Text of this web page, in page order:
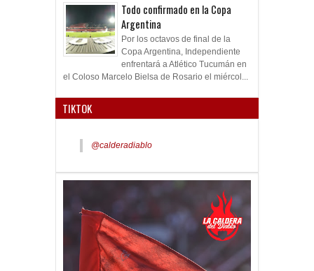
Todo confirmado en la Copa
Argentina
Por los octavos de final de la
Copa Argentina, Independiente
enfrentará a Atlético Tucumán en
el Coloso Marcelo Bielsa de Rosario el miércol...
TIKTOK
@calderadiablo